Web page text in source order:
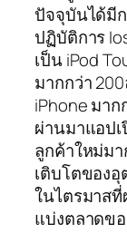
ปัจจุบันได้มี
ปฏิบัติการ
เป็น iPod
มากกว่า
iPhone มา
ผ่านมาแอป
ลูกค้าใหม่มา
เติบโตของอุ
ในไตรมาส
แบ่งตลาดข